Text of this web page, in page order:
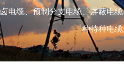
卤电缆、预制分支电缆、屏蔽电
种特种电缆